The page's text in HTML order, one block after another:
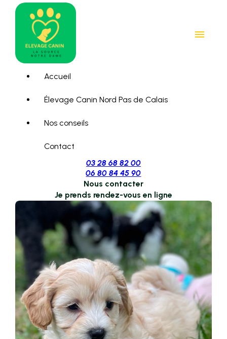
menu
Accueil
Élevage Canin Nord Pas de Calais
Nos conseils
Contact
03 28 68 82 00
06 80 84 45 90
Nous contacter
Je prends rendez-vous en ligne
Panneau de gestion des cookies